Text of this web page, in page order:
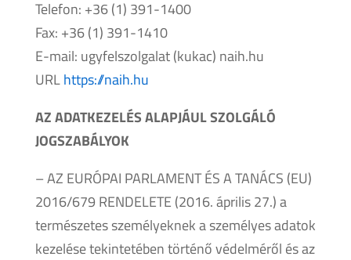
Telefon: +36 (1) 391-1400
Fax: +36 (1) 391-1410
E-mail: ugyfelszolgalat (kukac) naih.hu
URLhttps://naih.hu
AZ ADATKEZELÉS ALAPJÁUL SZOLGÁLÓ
JOGSZABÁLYOK
– AZ EURÓPAI PARLAMENT ÉS A TANÁCS (EU)
2016/679 RENDELETE (2016. április 27.) a
természetes személyeknek a személyes adatok
kezelése tekintetében történő védelméről és az